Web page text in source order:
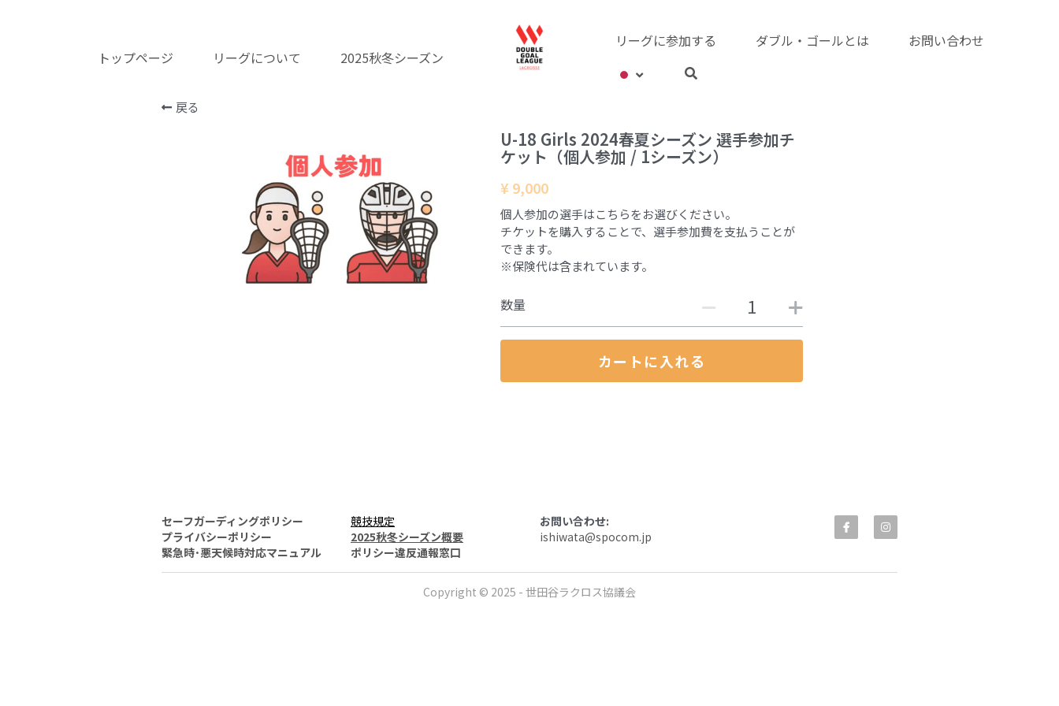
トップページ リーグについて 2025秋冬シーズン
リーグに参加する ダブル・ゴールとは お問い合わせ
戻る
U-18 Girls 2024春夏シーズン 選手参加チ
ケット（個人参加 / 1シーズン）
¥ 9,000
個人参加の選手はこちらをお選びください。
チケットを購入することで、選手参加費を支払うことが
できます。
※保険代は含まれています。
数量
カートに入れる
セーフガーディングポリシー
プライバシーポリシー
緊急時･悪天候時対応マニュアル
競技規定
2025秋冬シーズン概要
ポリシー違反通報窓口
お問い合わせ:
ishiwata@spocom.jp
Copyright © 2025 - 世田谷ラクロス協議会